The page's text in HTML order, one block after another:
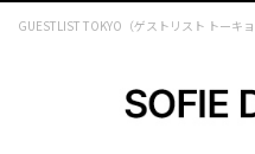
GUESTLIST TOKYO（ゲストリスト トーキ